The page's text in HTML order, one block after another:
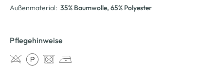
Außenmaterial: 35% Baumwolle, 65% Polyester
Pflegehinweise